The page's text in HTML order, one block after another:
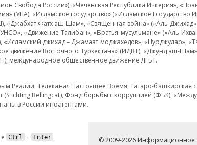
Свобода России»), «Чеченская Республика Ичкерия»,
(УПА), «Исламское государство» («Исламское
Фатх аш-Шам», «Священная война» («Аль-Джихад»
«Движение Талибан», «Братья-мусульмане» («Аль-
«Исламский джихад – Джамаат моджахедов», «Нурджулар»,
движение Восточного Туркестана» (ИДВТ), «Джунд аш-
международное общественное движение ЛГБТ.
Телеканал Настоящее Время, Татаро-
Bellingcat), Фонд борьбы с коррупцией (ФБК),
в России иноагентами.
Ctrl + Enter .
© 2009-2026 Информационное